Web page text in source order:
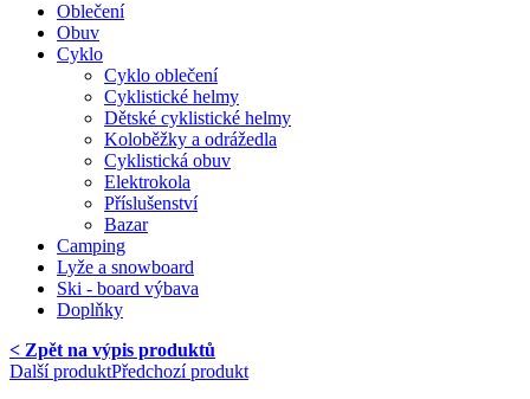
Oblečení
Obuv
Cyklo
Cyklo oblečení
Cyklistické helmy
Dětské cyklistické helmy
Koloběžky a odrážedla
Cyklistická obuv
Elektrokola
Příslušenství
Bazar
Camping
Lyže a snowboard
Ski - board výbava
Doplňky
< Zpět na výpis produktů
Další produktPředchozí produkt